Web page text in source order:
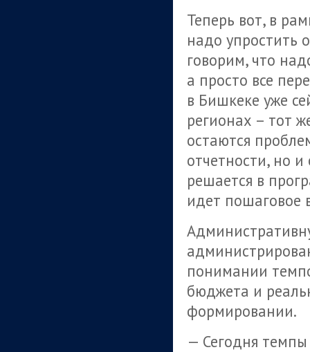
Теперь вот, в
надо упростить
говорим, что
а просто все
в Бишкеке уже
регионах – тот
остаются
отчетности, но и
решается в
идет пошаговое
понимании
бюджета и
формировании.
— Сегодня темпы